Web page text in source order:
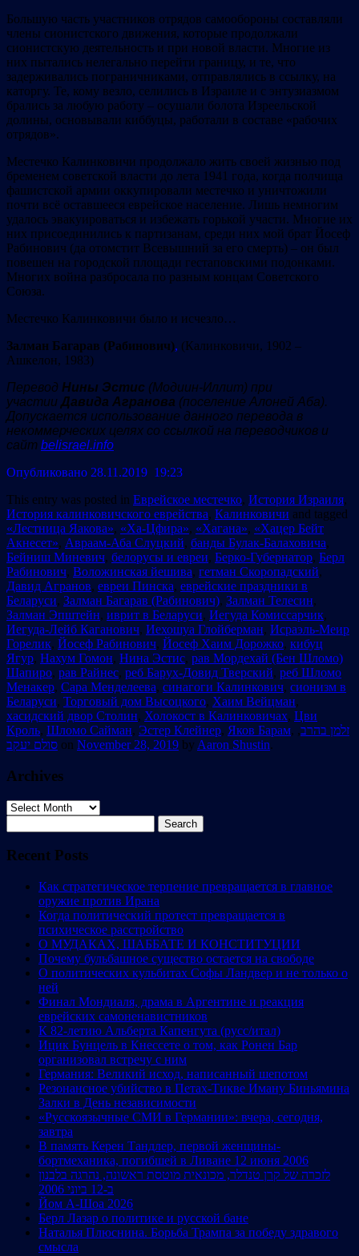
Большую часть участников отрядов самообороны составляли
члены сионистского движения, которые продолжали
сионистскую деятельность и при новой власти. Многие из
них пытались нелегально перейти границу, и те, что
задерживались пограничниками, отправлялись в ссылку, на
каторгу. Те, кому везло, селились в Израиле и с энтузиазмом
брались за любую работу – осушали болота Изреельской
долины, основывали киббуцы, работали в составе «рабочих
отрядов».
Местечко Калинковичи продолжало жить своей жизнью под
бременем советской власти до лета 1941 года, когда полчища
фашистской армии оккупировали местечко и уничтожили
почти всё оставшееся еврейское население. Лишь немногим
удалось эвакуироваться и избежать горькой участи. Многие их
них присоединились к партизанам, среди них мой брат Йосеф
Рабинович (да отомстит Всевышний за его смерть) – он был
повешен на городской площади гестаповскими подонками.
Многих война разбросала по разным концам Советского
Союза.
Местечко Калинковичи было и исчезло…
Залман Багарав (Рабинович), (Калинковичи, 1902 –
Ашкелон, 1983)
Перевод Нины Эстис (Модиин-Иллит) при
участии Давида Агранова (поселение Алоней Аба).
Допускается использование данного перевода в
некоммерческих целях со ссылкой на переводчиков и
сайт belisrael.info
Опубликовано 28.11.2019 19:23
This entry was posted in Еврейское местечко, История Израиля,
История калинковичского еврейства, Калинковичи and tagged
«Лестница Яакова», «Ха-Цфира», «Хагана», «Хацер Бейт
Акнесет», Авраам-Аба Слуцкий, банды Булак-Балаховича,
Бейниш Миневич, белорусы и евреи, Берко-Губернатор, Берл
Рабинович, Воложинская йешива, гетман Скоропадский,
Давид Агранов, евреи Пинска, еврейские праздники в
Беларуси, Залман Багарав (Рабинович), Залман Телесин,
Залман Эпштейн, иврит в Беларуси, Иегуда Комиссарчик,
Иегуда-Лейб Каганович, Иехошуа Глойберман, Исраэль-Меир
Горелик, Йосеф Рабинович, Йосеф Хаим Дорожко, кибуц
Ягур, Нахум Гомон, Нина Эстис, рав Мордехай (Бен Шломо)
Шапиро, рав Райнес, реб Барух-Довид Тверский, реб Шломо
Менакер, Сара Менделеева, синагоги Калинкович, сионизм в
Беларуси, Торговый дом Высоцкого, Хаим Вейцман,
хасидский двор Столин, Холокост в Калинковичах, Цви
Кроль, Шломо Сайман, Эстер Клейнер, Яков Барам, זלמן בהרב,
סולם יעקב on November 28, 2019 by Aaron Shustin.
Archives
Archives
for:
Recent Posts
Как стратегическое терпение превращается в главное
оружие против Ирана
Когда политический протест превращается в
психическое расстройство
О МУДАКАХ, ШАББАТЕ И КОНСТИТУЦИИ
Почему бульбашное существо остается на свободе
О политических кульбитах Софы Ландвер и не только о
ней
Финал Мондиаля, драма в Аргентине и реакция
еврейских самоненавистников
К 82-летию Альберта Капенгута (русс/итал)
Ицик Бунцель в Кнессете о том, как Ронен Бар
организовал встречу с ним
Германия: Великий исход, написанный шепотом
Резонансное убийство в Петах-Тикве Иману Биньямина
Залки в День независимости
«Русскоязычные СМИ в Германии»: вчера, сегодня,
завтра
В память Керен Тандлер, первой женщины-
бортмеханика, погибшей в Ливане 12 июня 2006
לזכרה של קרן טנדלר, מכונאית מוטסת ראשונה, נהרגה בלבנון
ב-12 ביוני 2006
Йом А-Шоа 2026
Берл Лазар о политике и русской бане
Наталья Плюснина. Борьба Трампа за победу здравого
смысла